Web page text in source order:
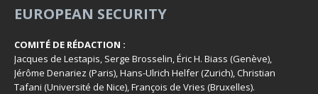
EUROPEAN SECURITY
COMITÉ DE RÉDACTION :
Jacques de Lestapis, Serge Brosselin, Éric H. Biass (Genève),
Jérôme Denariez (Paris), Hans-Ulrich Helfer (Zurich), Christian
Tafani (Université de Nice), François de Vries (Bruxelles).